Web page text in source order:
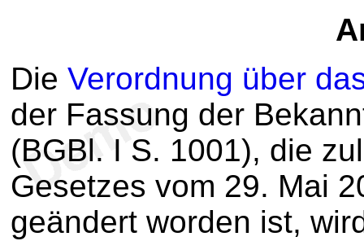
Die Verordnung über
der Fassung der
(BGBl. I S. 1001), die
Gesetzes vom 29. Mai
geändert worden ist,